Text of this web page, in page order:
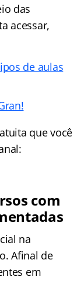
das
acessar,
de aulas
que você
com
na
Afinal de
em